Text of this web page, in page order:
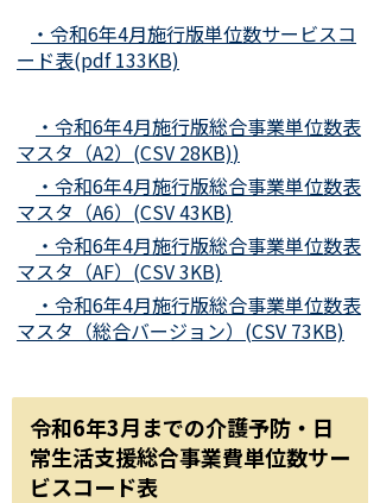
・令和6年4月施行版単位数サービスコ
ード表(pdf 133KB)
・令和6年4月施行版総合事業単位数表
マスタ（A2）(CSV 28KB))
・令和6年4月施行版総合事業単位数表
マスタ（A6） (CSV 43KB)
・令和6年4月施行版総合事業単位数表
マスタ（AF）(CSV 3KB)
・令和6年4月施行版総合事業単位数表
マスタ（総合バージョン） (CSV 73KB)
令和6年3月までの介護予防・日
常生活支援総合事業費単位数サー
ビスコード表